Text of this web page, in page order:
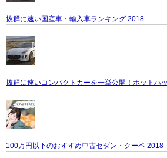
抜群に速い国産車・輸入車ランキング 2018
抜群に速いコンパクトカーを一挙公開！ホットハ
100万円以下のおすすめ中古セダン・クーペ 2018